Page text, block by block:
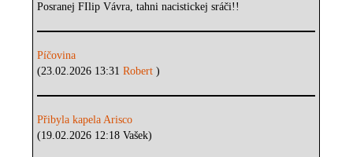
Posranej FIlip Vávra, tahni nacistickej sráči!!
Píčovina
(23.02.2026 13:31Robert)
Přibyla kapela Arisco
(19.02.2026 12:18 Vašek)